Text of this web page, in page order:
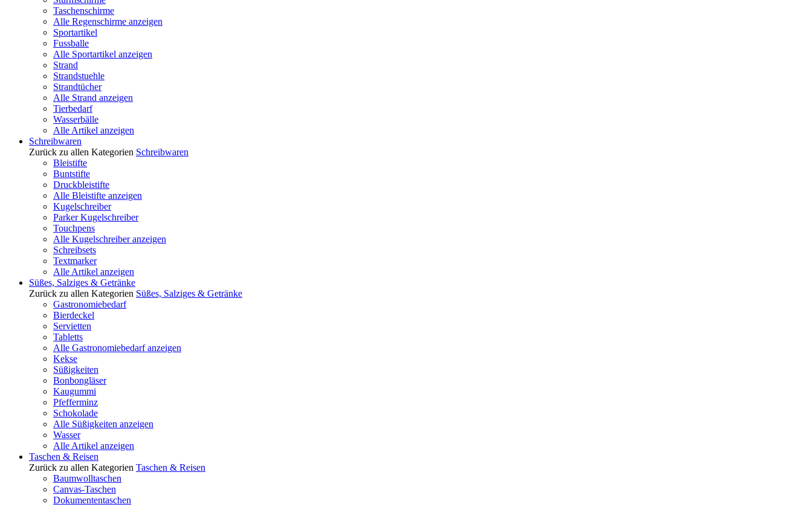
Taschenschirme
Alle Regenschirme anzeigen
Sportartikel
Fussballe
Alle Sportartikel anzeigen
Strand
Strandstuehle
Strandtücher
Alle Strand anzeigen
Tierbedarf
Wasserbälle
Alle Artikel anzeigen
Schreibwaren
Zurück zu allen Kategorien Schreibwaren
Bleistifte
Buntstifte
Druckbleistifte
Alle Bleistifte anzeigen
Kugelschreiber
Parker Kugelschreiber
Touchpens
Alle Kugelschreiber anzeigen
Schreibsets
Textmarker
Alle Artikel anzeigen
Süßes, Salziges & Getränke
Zurück zu allen Kategorien Süßes, Salziges & Getränke
Gastronomiebedarf
Bierdeckel
Servietten
Tabletts
Alle Gastronomiebedarf anzeigen
Kekse
Süßigkeiten
Bonbongläser
Kaugummi
Pfefferminz
Schokolade
Alle Süßigkeiten anzeigen
Wasser
Alle Artikel anzeigen
Taschen & Reisen
Zurück zu allen Kategorien Taschen & Reisen
Baumwolltaschen
Canvas-Taschen
Dokumententaschen